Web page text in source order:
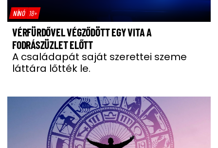
NÍNÓ 18+
VÉRFÜRDŐVEL VÉGZŐDÖTT EGY VITA A
FODRÁSZÜZLET ELŐTT
A családapát saját szerettei szeme
láttára lőtték le.